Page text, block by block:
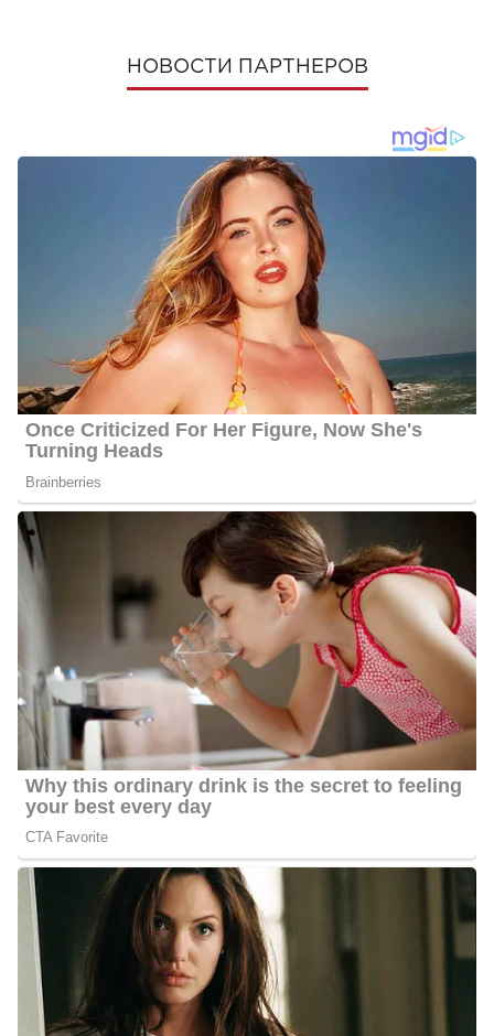
НОВОСТИ ПАРТНЕРОВ